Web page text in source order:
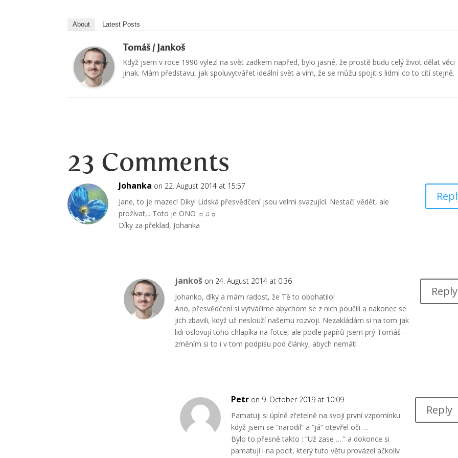
About Latest Posts
Tomáš / Jankoš
Když jsem v roce 1990 vylezl na svět zadkem napřed, bylo jasné, že prostě budu celý život dělat věci
jinak. Mám představu, jak spoluvytvářet ideální svět a vím, že se můžu spojit s lidmi co to cítí stejně.
23 Comments
Johanka on 22. August 2014 at 15:57
Jane, to je mazec! Díky! Lidská přesvědčení jsou velmi svazující. Nestačí vědět, ale
prožívat,.. Toto je ONO ☼♫☼
Díky za překlad, Johanka
jankoš on 24. August 2014 at 0:36
Johanko, díky a mám radost, že Tě to obohatilo!
Ano, přesvědčení si vytváříme abychom se z nich poučili a nakonec se
jich zbavili, když už neslouží našemu rozvoji. Nezakládám si na tom jak
lidi oslovují toho chlapíka na fotce, ale podle papírů jsem prý Tomáš –
změním si to i v tom podpisu pod články, abych nemátl
Reply
Petr on 9. October 2019 at 10:09
Pamatuji si úplně zřetelně na svoji první vzpomínku
když jsem se “narodil” a “já” otevřel oči …
Bylo to přesně takto : “Už zase ….” a dokonce si
pamatuji i na pocit, který tuto větu provázel ačkoliv
Reply